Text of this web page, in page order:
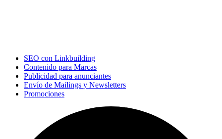
SEO con Linkbuilding
Contenido para Marcas
Publicidad para anunciantes
Envío de Mailings y Newsletters
Promociones